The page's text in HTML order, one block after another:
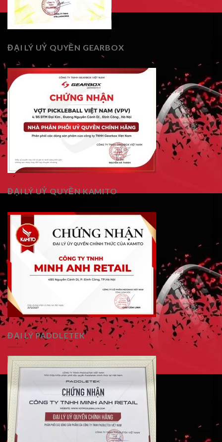
ĐẠI LÝ UỶ QUYỀN GEARBOX
ĐẠI LÝ UỶ QUYỀN KAMITO
ĐẠI LÝ PADDLETEK